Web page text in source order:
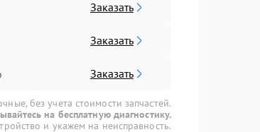
Заказать
Заказать
Заказать
без учета стоимости запчастей.
на бесплатную диагностику.
и укажем на неисправность.